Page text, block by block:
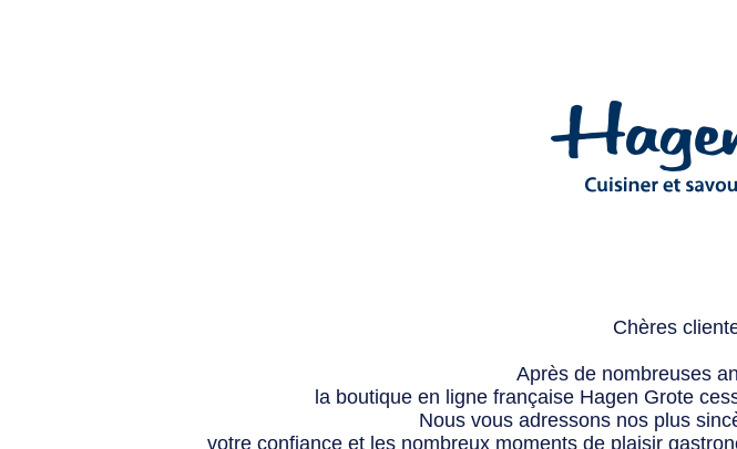
Chères
Après de nombreuses
la boutique en ligne française Hagen Grote
Nous vous adressons nos plus
votre confiance et les nombreux moments de plaisir